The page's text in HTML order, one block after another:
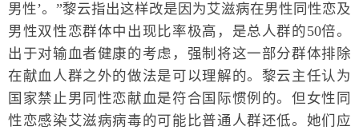
男性’。”黎云指出这样改是因为艾滋病在男性同性恋及
男性双性恋群体中出现比率极高，是总人群的50倍。
出于对输血者健康的考虑，强制将这一部分群体排除
在献血人群之外的做法是可以理解的。黎云主任认为
国家禁止男同性恋献血是符合国际惯例的。但女性同
性恋感染艾滋病病毒的可能比普通人群还低。她们应